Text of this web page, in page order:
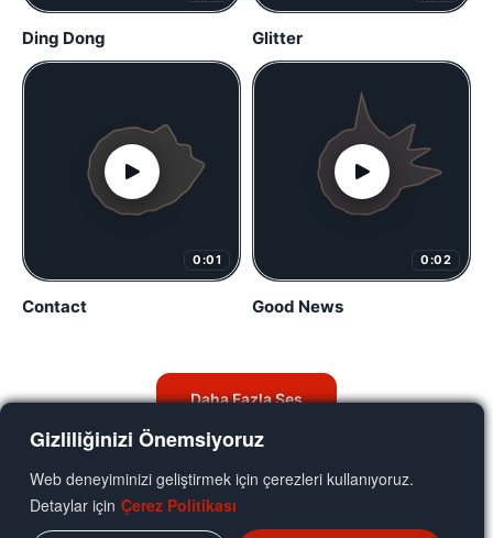
Gizliliğinizi Önemsiyoruz
Web deneyiminizi geliştirmek için çerezleri kullanıyoruz.
Detaylar için Çerez Politikası
Ding Dong Glitter
0:01
Contact
0:02
Good News
Daha Fazla Ses